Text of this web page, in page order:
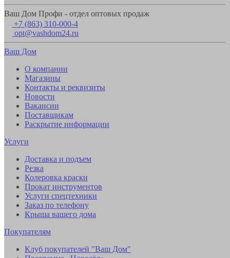
Ваш Дом Профи - отдел оптовых продаж
+7 (863) 310-000-4
opt@vashdom24.ru
Ваш Дом
О компании
Магазины
Контакты и реквизиты
Новости
Вакансии
Поставщикам
Раскрытие информации
Услуги
Доставка и подъем
Резка
Колеровка краски
Прокат инструментов
Услуги спецтехники
Заказ по телефону
Крыша вашего дома
Покупателям
Клуб покупателей "Ваш Дом"